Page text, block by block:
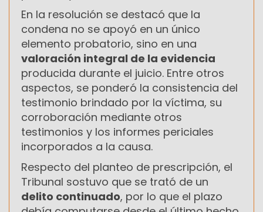
En la resolución se destacó que la
condena no se apoyó en un único
elemento probatorio, sino en una
valoración integral de la evidencia
producida durante el juicio. Entre otros
aspectos, se ponderó la consistencia del
testimonio brindado por la víctima, su
corroboración mediante otros
testimonios y los informes periciales
incorporados a la causa.
Respecto del planteo de prescripción, el
Tribunal sostuvo que se trató de un
delito continuado, por lo que el plazo